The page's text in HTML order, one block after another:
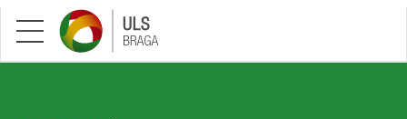
Saltar para conteúdo principal